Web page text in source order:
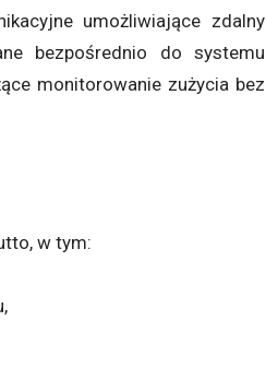
umożliwiające zdalny
bezpośrednio do systemu
monitorowanie zużycia bez
w tym: